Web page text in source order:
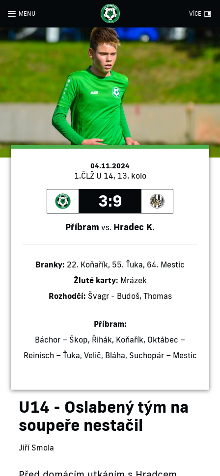
MENU VÍCE
04.11.2024
1.ČLŽ U 14, 13. kolo
3:9
Příbram vs. Hradec K.
Branky: 22. Koňařík, 55. Ťuka, 64. Mestic
Žluté karty: Mrázek
Rozhodčí: Švagr - Budoš, Thomas
Příbram:
Báchor – Škop, Řihák, Koňařík, Oktábec –
Reinisch – Ťuka, Velič, Bláha, Suchopár – Mestic
U14 - Oslabený tým na
soupeře nestačil
Jiří Smola